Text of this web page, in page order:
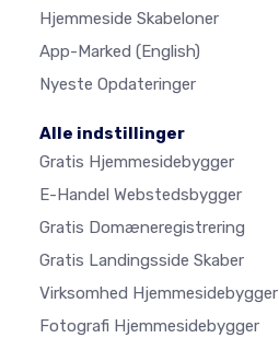
Hjemmeside Skabeloner
App-Marked (English)
Nyeste Opdateringer
Alle indstillinger
Gratis Hjemmesidebygger
E-Handel Webstedsbygger
Gratis Domæneregistrering
Gratis Landingsside Skaber
Virksomhed Hjemmesidebygger
Fotografi Hjemmesidebygger